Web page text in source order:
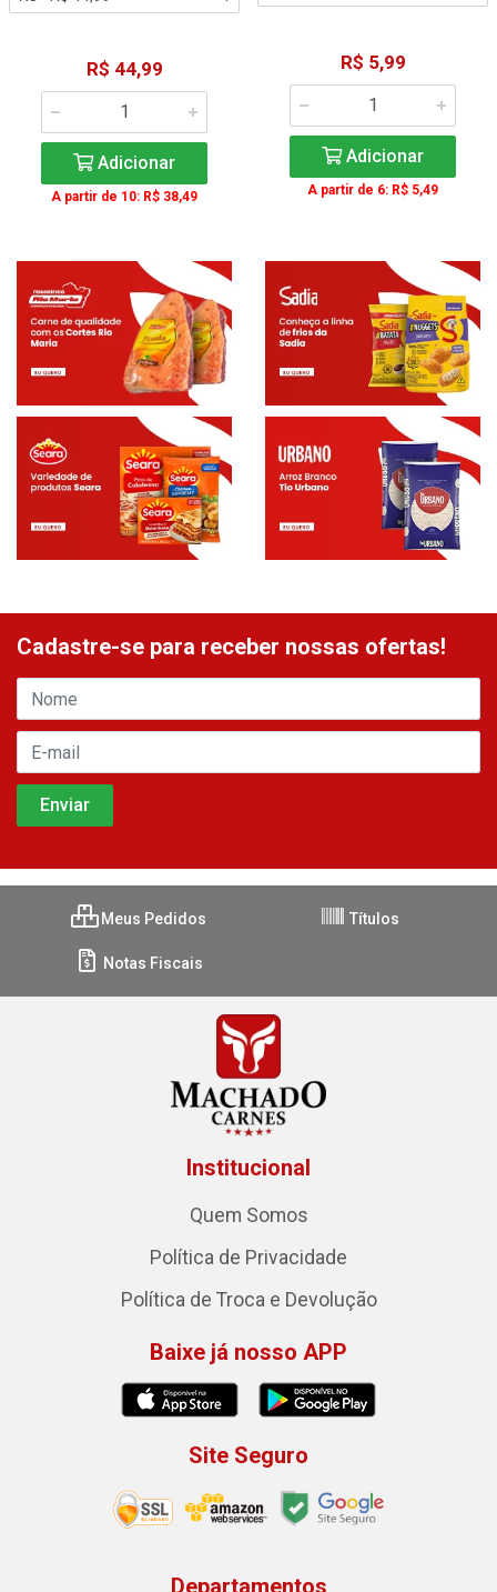
R$ 44,99
Adicionar
A partir de 10: R$ 38,49
R$ 5,99
Adicionar
A partir de 6: R$ 5,49
Cadastre-se para receber nossas ofertas!
Meus Pedidos Títulos
Notas Fiscais
Institucional
Quem Somos
Política de Privacidade
Política de Troca e Devolução
Baixe já nosso APP
Site Seguro